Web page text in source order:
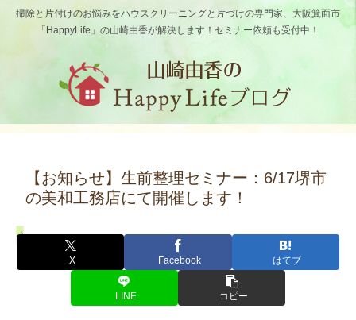
掃除と片付けのお悩みをハウスクリーニングと片づけの専門家、大阪箕面市
「HappyLife」の山崎由香が解決します！セミナー依頼も受付中！
【お知らせ】生前整理セミナー：6/17堺市
の美和工務店にて開催します！
掃除・片づけセミナー｜講師依頼
X Facebook はてブ
LINE コピー